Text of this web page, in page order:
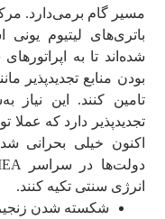
مسیر گام برمی‌دارد.
باتری‌های لیتیوم
شده‌اند تا به
بودن منابع تجدیدپذیر
تامین کنند. این نیاز
تجدیدپذیر دارد که
اکنون خیلی بحرانی
انرژی سنتی تکیه کنند.
شکسته شدن